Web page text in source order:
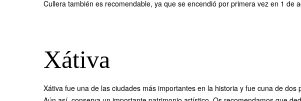
Cullera también es recomendable, ya que se encendió por primera vez en 1 de
Xátiva
Xátiva fue una de las ciudades más importantes en la historia y fue cuna de